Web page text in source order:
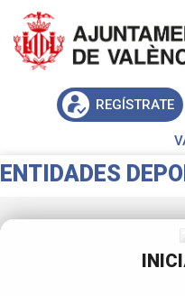
REGÍSTRATE
ENTIDADES